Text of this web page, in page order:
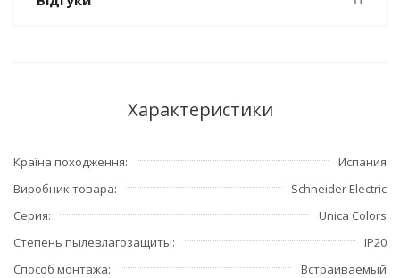
Характеристики
Країна походження
Испания
Виробник товара
Schneider Electric
Серия
Unica Colors
Степень пылевлагозащиты
IP20
Способ монтажа
Встраиваемый